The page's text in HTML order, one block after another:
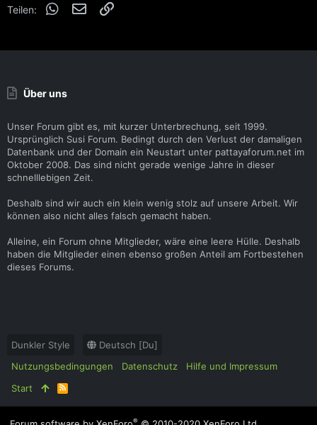
Anhang anzeigen 1715281
Teilen: WhatsApp
E-Mail
Über uns
Unser Forum gibt es, mit kurzer Unterbrechung, seit 1999.
Ursprünglich Susi Forum. Bedingt durch den Verlust der damaligen
Datenbank und der Domain ein Neustart unter pattayaforum.net im
Oktober 2008. Das sind nicht gerade wenige Jahre in dieser
schnelllebigen Zeit.
Deshalb sind wir auch ein klein wenig stolz auf unsere Arbeit. Wir
können also nicht alles falsch gemacht haben.
Alleine, ein Forum ohne Mitglieder, wäre eine leere Hülle. Deshalb
haben die Mitglieder einen ebenso großen Anteil am Fortbestehen
dieses Forums.
Dunkler Style
Deutsch [Du]
Nutzungsbedingungen
Datenschutz
Hilfe und Impressum
Start
R
S
S
®